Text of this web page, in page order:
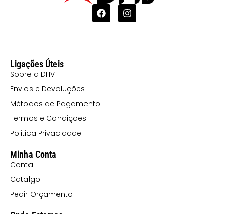
Ligações Úteis
Sobre a DHV
Envios e Devoluções
Métodos de Pagamento
Termos e Condições
Politica Privacidade
Minha Conta
Conta
Catalgo
Pedir Orçamento